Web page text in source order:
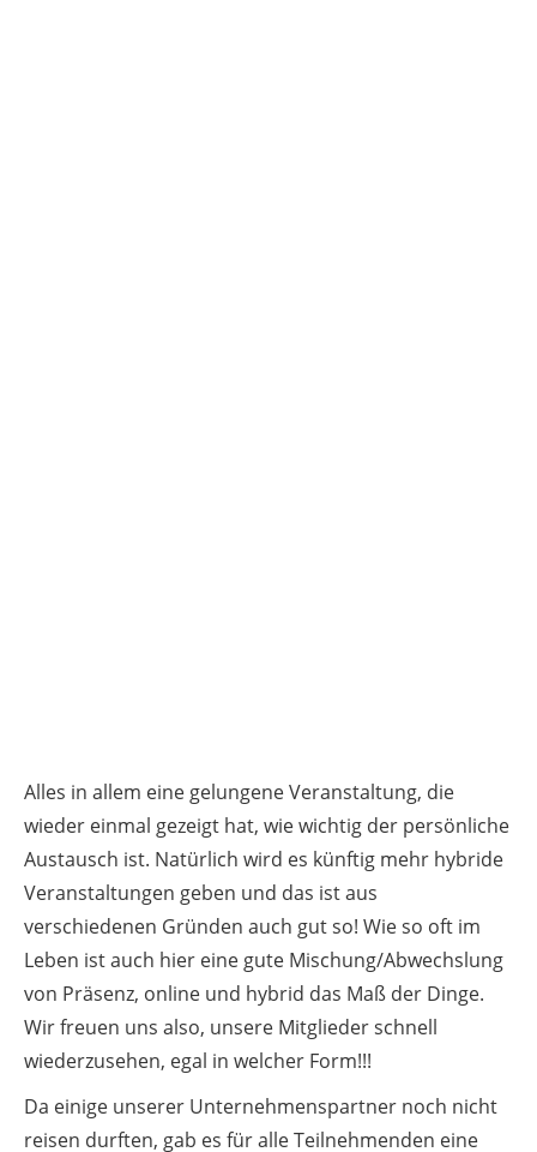
Alles in allem eine gelungene Veranstaltung, die
wieder einmal gezeigt hat, wie wichtig der persönliche
Austausch ist. Natürlich wird es künftig mehr hybride
Veranstaltungen geben und das ist aus
verschiedenen Gründen auch gut so! Wie so oft im
Leben ist auch hier eine gute Mischung/Abwechslung
von Präsenz, online und hybrid das Maß der Dinge.
Wir freuen uns also, unsere Mitglieder schnell
wiederzusehen, egal in welcher Form!!!
Da einige unserer Unternehmenspartner noch nicht
reisen durften, gab es für alle Teilnehmenden eine